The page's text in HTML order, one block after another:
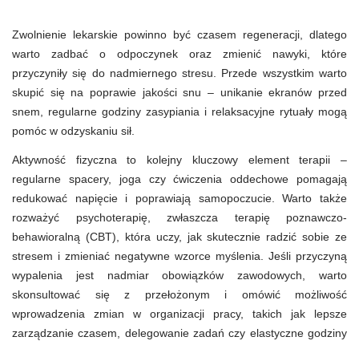
Zwolnienie lekarskie powinno być czasem regeneracji, dlatego
warto zadbać o odpoczynek oraz zmienić nawyki, które
przyczyniły się do nadmiernego stresu. Przede wszystkim warto
skupić się na poprawie jakości snu – unikanie ekranów przed
snem, regularne godziny zasypiania i relaksacyjne rytuały mogą
pomóc w odzyskaniu sił.
Aktywność fizyczna to kolejny kluczowy element terapii –
regularne spacery, joga czy ćwiczenia oddechowe pomagają
redukować napięcie i poprawiają samopoczucie. Warto także
rozważyć psychoterapię, zwłaszcza terapię poznawczo-
behawioralną (CBT), która uczy, jak skutecznie radzić sobie ze
stresem i zmieniać negatywne wzorce myślenia. Jeśli przyczyną
wypalenia jest nadmiar obowiązków zawodowych, warto
skonsultować się z przełożonym i omówić możliwość
wprowadzenia zmian w organizacji pracy, takich jak lepsze
zarządzanie czasem, delegowanie zadań czy elastyczne godziny